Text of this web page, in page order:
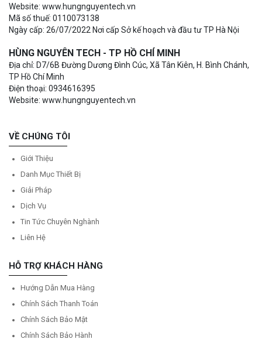
Website: www.hungnguyentech.vn
Mã số thuế: 0110073138
Ngày cấp: 26/07/2022 Nơi cấp Sở kế hoạch và đầu tư TP Hà Nội
HÙNG NGUYÊN TECH - TP HỒ CHÍ MINH
Địa chỉ: D7/6B Đường Dương Đình Cúc, Xã Tân Kiên, H. Bình Chánh,
TP Hồ Chí Minh
Điện thoại: 0934616395
Website: www.hungnguyentech.vn
VỀ CHÚNG TÔI
Giới Thiệu
Danh Mục Thiết Bị
Giải Pháp
Dịch Vụ
Tin Tức Chuyên Nghành
Liên Hệ
HỖ TRỢ KHÁCH HÀNG
Hướng Dẫn Mua Hàng
Chính Sách Thanh Toán
Chính Sách Bảo Mật
Chính Sách Bảo Hành